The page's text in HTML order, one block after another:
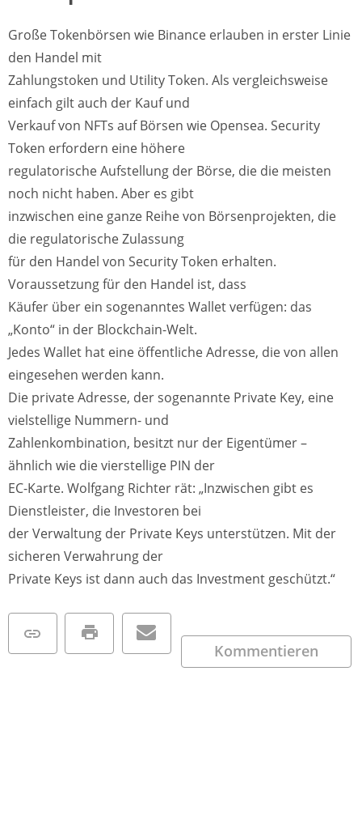
Große Tokenbörsen wie Binance erlauben in erster Linie
den Handel mit
Zahlungstoken und Utility Token. Als vergleichsweise
einfach gilt auch der Kauf und
Verkauf von NFTs auf Börsen wie Opensea. Security
Token erfordern eine höhere
regulatorische Aufstellung der Börse, die die meisten
noch nicht haben. Aber es gibt
inzwischen eine ganze Reihe von Börsenprojekten, die
die regulatorische Zulassung
für den Handel von Security Token erhalten.
Voraussetzung für den Handel ist, dass
Käufer über ein sogenanntes Wallet verfügen: das
„Konto“ in der Blockchain-Welt.
Jedes Wallet hat eine öffentliche Adresse, die von allen
eingesehen werden kann.
Die private Adresse, der sogenannte Private Key, eine
vielstellige Nummern- und
Zahlenkombination, besitzt nur der Eigentümer –
ähnlich wie die vierstellige PIN der
EC-Karte. Wolfgang Richter rät: „Inzwischen gibt es
Dienstleister, die Investoren bei
der Verwaltung der Private Keys unterstützen. Mit der
sicheren Verwahrung der
Private Keys ist dann auch das Investment geschützt.“
Kommentieren